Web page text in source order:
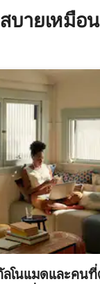
บายเหมือ
โนแมดและคน